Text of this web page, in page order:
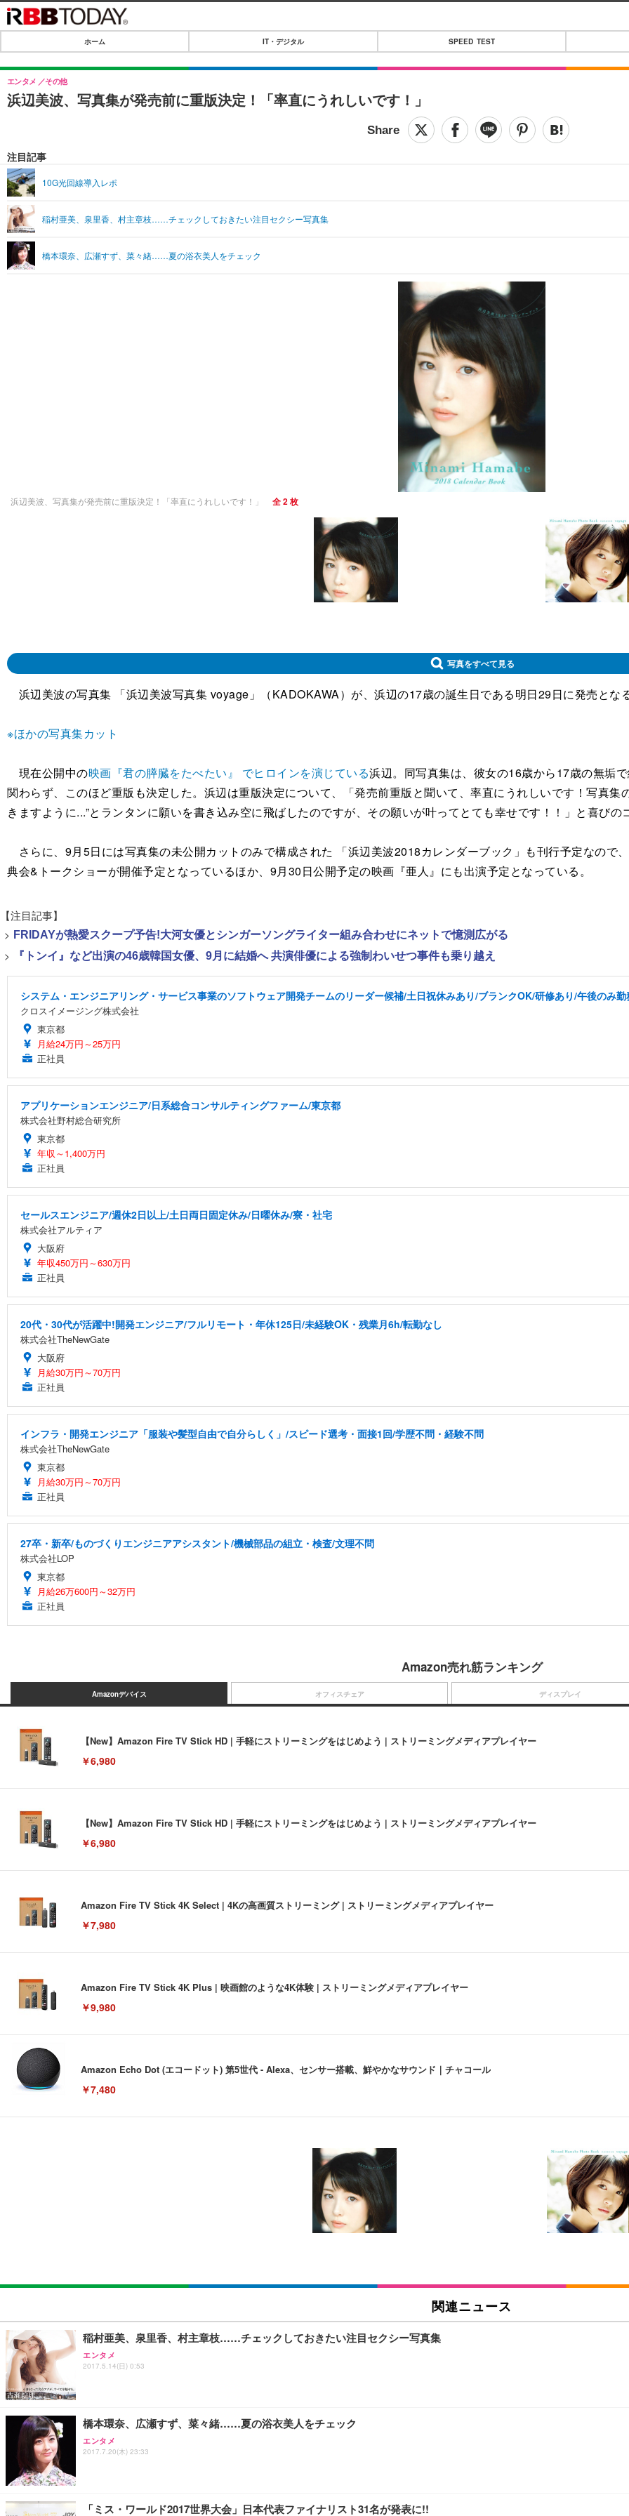
IT・デジタル
IT・デジタルTOP
SPEED TEST
音楽
ライフ
ペット
その他
リリース一覧
プッシュ通知の停止方法
ホーム IT・デジタル SPEED TEST
浜辺美波、写真集が発売前に重版決定！「率直にうれしいです！」
エンタメ その他
注目記事
10G光回線導入レポ
稲村亜美、泉里香、村主章枝……チェックしておきたい注目セクシー写真集
橋本環奈、広瀬すず、菜々緒……夏の浴衣美人をチェック
浜辺美波、写真集が発売前に重版決定！「率直にうれしいです！」 全 2 枚
写真をすべて見る
浜辺美波の写真集 「浜辺美波写真集 voyage」（KADOKAWA）が、浜辺の17歳の誕生日である明日29日に発売となる
※ほかの写真集カット
現在公開中の映画『君の膵臓をたべたい』 でヒロインを演じている浜辺。同写真集は、彼女の16歳から17歳の無垢
関わらず、このほど重版も決定した。浜辺は重版決定について、「発売前重版と聞いて、率直にうれしいです！写真集
きますように...”とランタンに願いを書き込み空に飛ばしたのですが、その願いが叶ってとても幸せです！！」と喜びの
さらに、9月5日には写真集の未公開カットのみで構成された 「浜辺美波2018カレンダーブック」も刊行予定なので
典会&トークショーが開催予定となっているほか、9月30日公開予定の映画『亜人』にも出演予定となっている。
【注目記事】
> FRIDAYが熱愛スクープ予告!大河女優とシンガーソングライター組み合わせにネットで憶測広がる
> 『トンイ』など出演の46歳韓国女優、9月に結婚へ 共演俳優による強制わいせつ事件も乗り越え
システム・エンジニアリング・サービス事業のソフトウェア開発チームのリーダー候補/土日祝休みあり/ブランクOK/研修あり/午後のみ
クロスイメージング株式会社
東京都
月給24万円～25万円
正社員
アプリケーションエンジニア/日系総合コンサルティングファーム/東京都
株式会社野村総合研究所
東京都
年収～1,400万円
正社員
セールスエンジニア/週休2日以上/土日両日固定休み/日曜休み/寮・社宅
株式会社アルティア
大阪府
年収450万円～630万円
正社員
20代・30代が活躍中!開発エンジニア/フルリモート・年休125日/未経験OK・残業月6h/転勤なし
株式会社TheNewGate
大阪府
月給30万円～70万円
正社員
インフラ・開発エンジニア「服装や髪型自由で自分らしく」/スピード選考・面接1回/学歴不問・経験不問
株式会社TheNewGate
東京都
月給30万円～70万円
正社員
27卒・新卒/ものづくりエンジニアアシスタント/機械部品の組立・検査/文理不問
株式会社LOP
東京都
月給26万600円～32万円
正社員
Amazon売れ筋ランキング
Amazonデバイス
【New】Amazon Fire TV Stick HD | 手軽にストリーミングをはじめよう | ストリーミングメディアプレイヤー
￥6,980
【New】Amazon Fire TV Stick HD | 手軽にストリーミングをはじめよう | ストリーミングメディアプレイヤー
￥6,980
Amazon Fire TV Stick 4K Select | 4Kの高画質ストリーミング | ストリーミングメディアプレイヤー
￥7,980
Amazon Fire TV Stick 4K Plus | 映画館のような4K体験 | ストリーミングメディアプレイヤー
￥9,980
Amazon Echo Dot (エコードット) 第5世代 - Alexa、センサー搭載、鮮やかなサウンド｜チャコール
￥7,480
オフィスチェア
[EdoErgo] オフィスチェア 椅子 テレワーク 疲れない 跳ね上げ式アームレスト コンパクト 約105度ロッキング pc 事務椅子 360度回
Sezlife オフィスチェア デスクチェア 疲れない テレワーク チェア 強化バックレスト 30度ロッキング機能 人間工学 椅子 腰サポー
ション PCチェア 通気性メッシュ ゲーミング/勉強/事務用 おしゃれ パソコンチェア (ブラック)
￥7,680
ション PCチェア 通気性メッシュ ゲーミング/勉強/事務用 おしゃれ パソコンチェア (ホワイト)
￥7,680
勤務 ブラック
ディスプレイ
EIZO ビジネス向けプレミアムモニター | FlexScan EV3240X-WT | 31.5型4K UHD・USB Type-C・ホワイト
【純正品】27"ゲーミングモニター DualSense 充電フック付き（CFI-ZDM1J）
￥49,979
【整備済み品】Dell E2724HS 27インチ 液晶モニター フルHD（1920×1080）VA 非光沢 HDMI/DisplayPort/VGA スピーカー内蔵 高
￥15,800
Amazonベーシック ペットシーツ 薄型 レギュラー 1回使い捨て 無香料 ホワイト 300枚
ネオ・ルーライフ ネオ・オムツ L 中型犬用 26枚入り 単品
￥1,800
Smart Basic(スマートベーシック) 【Amazon.co.jp限定】 Smart Basic アイリスオーヤマ ペットシーツ 超厚型 お徳用 ワイド 100枚
￥3,670
関連ニュース
稲村亜美、泉里香、村主章枝……チェックしておきたい注目セクシー写真集
エンタメ
2017.5.14(日) 0:53
橋本環奈、広瀬すず、菜々緒……夏の浴衣美人をチェック
エンタメ
2017.7.20(木) 23:33
「ミス・ワールド2017世界大会」日本代表ファイナリスト31名が発表に!!